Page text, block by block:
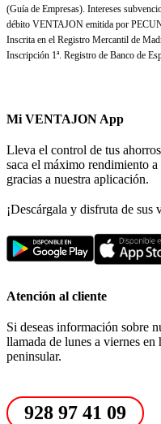
(Guía de Empresas). Intereses
débito VENTAJON emitida por
Inscrita en el Registro Mercantil de
Inscripción 1ª. Registro de Banco de
Mi VENTAJON App
Lleva el control de tus
saca el máximo rendimiento
gracias a nuestra aplicación.
¡Descárgala y disfruta de sus
Atención al cliente
Si deseas información sobre
llamada de lunes a viernes
peninsular.
928 97 41 09